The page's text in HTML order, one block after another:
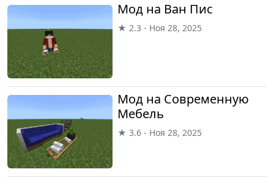
Мод на Ван Пис
★ 2.3 - Ноя 28, 2025
Мод на Современную
Мебель
★ 3.6 - Ноя 28, 2025